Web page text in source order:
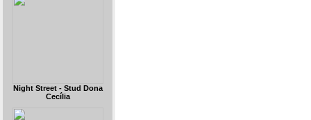
Night Street - Stud Dona
Cecília